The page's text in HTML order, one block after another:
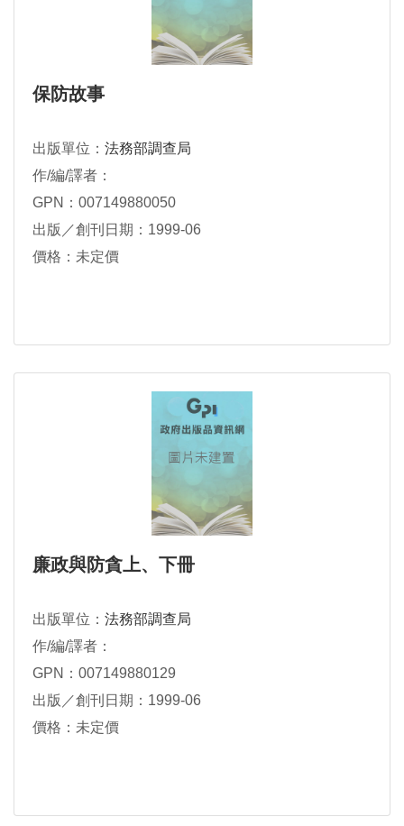
保防故事
出版單位： 法務部調查局
作/編/譯者：
GPN：007149880050
出版／創刊日期：1999-06
價格：未定價
廉政與防貪上、下冊
出版單位： 法務部調查局
作/編/譯者：
GPN：007149880129
出版／創刊日期：1999-06
價格：未定價